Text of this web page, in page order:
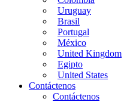
Uruguay
Brasil
Portugal
México
United Kingdom
Egipto
United States
Contáctenos
Contáctenos